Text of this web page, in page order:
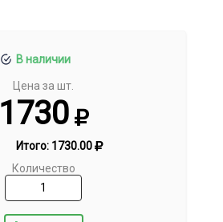
В наличии
Цена за шт.
1730
Итого: 1730.00
Количество